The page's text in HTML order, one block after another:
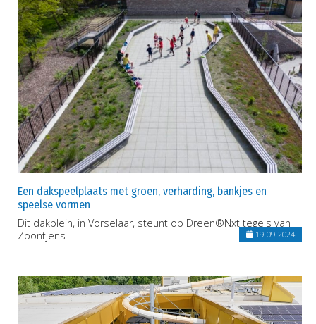
Een dakspeelplaats met groen, verharding, bankjes en
speelse vormen
Dit dakplein, in Vorselaar, steunt op Dreen®Nxt tegels van
Zoontjens
19-09-2024